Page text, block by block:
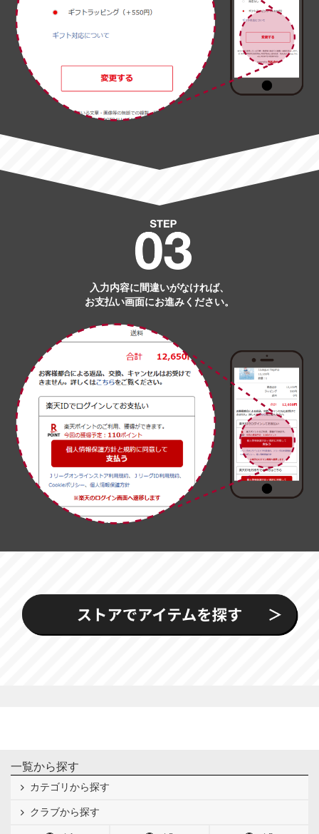
入力内容に間違いがなければ、
お支払い画面にお進みください。
一覧から探す
カテゴリから探す
クラブから探す